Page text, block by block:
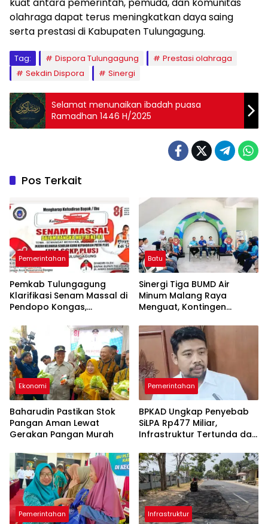
olahraga dapat terus meningkatkan daya saing
serta prestasi di Kabupaten Tulungagung.
Tag: Dispora Tulungagung
Prestasi olahraga
Sekdin Dispora
Sinergi
Selamat menunaikan ibadah puasa
Ramadhan 1446 H/2025
Pos Terkait
Pemerintahan
Pemkab Tulungagung
Klarifikasi Senam Massal di
Pendopo Kongas,
Resmi Daerah
Batu
Sinergi Tiga BUMD Air
Minum Malang Raya
Menguat, Kontingen
Seleksi PORPAMNAS 2026
Ekonomi
Baharudin Pastikan Stok
Pangan Aman Lewat
Gerakan Pangan Murah
Pemerintahan
BPKAD Ungkap Penyebab
SiLPA Rp477 Miliar,
Infrastruktur Tertunda dan
Pemerintahan Infrastruktur